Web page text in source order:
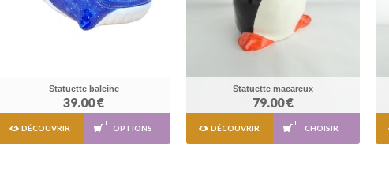
Statuette baleine
39.00 €
DÉCOUVRIR OPTIONS
Statuette macareux
79.00 €
DÉCOUVRIR CHOISIR